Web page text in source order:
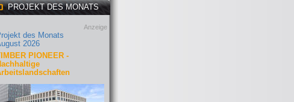
PROJEKT DES MONATS
Anzeige
des Monats
2026
PIONEER -